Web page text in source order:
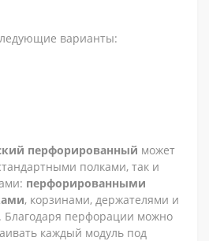
варианты:
перфорированный может
полками, так и
перфорированными
, корзинами, держателями и
перфорации можно
каждый модуль под